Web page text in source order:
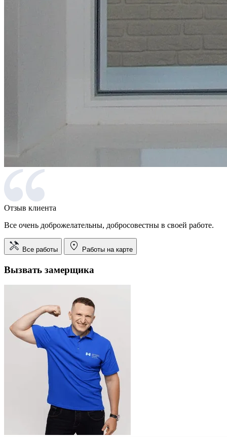
Отзыв клиента
Все очень доброжелательны, добросовестны в своей работе.
Все работы Работы на карте
Вызвать замерщика